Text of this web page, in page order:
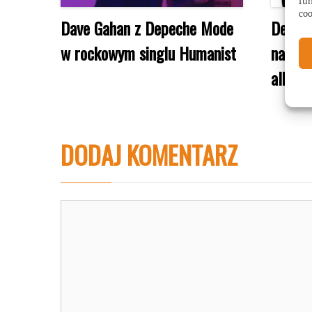
Dave Gahan z Depeche Mode
w rockowym singlu Humanist
DODAJ KOMENTARZ